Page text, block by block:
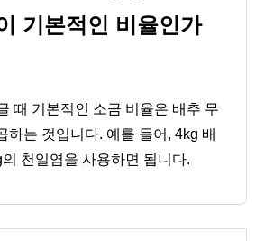
기본적인 비율인가
때 기본적인 소금 비율은 배추 무
하는 것입니다. 예를 들어, 4kg 배
천일염을 사용하면 됩니다.